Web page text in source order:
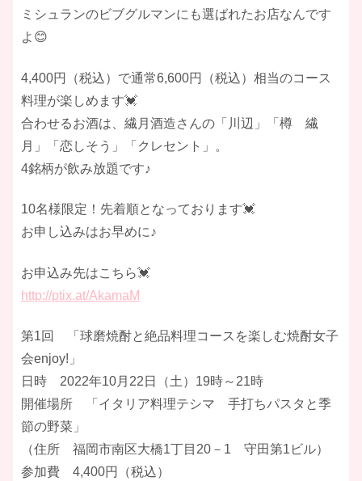
ミシュランのビブグルマンにも選ばれたお店なんです
よ😊
4,400円（税込）で通常6,600円（税込）相当のコース
料理が楽しめます💓
合わせるお酒は、繊月酒造さんの「川辺」「樽 繊
月」「恋しそう」「クレセント」。
4銘柄が飲み放題です♪
10名様限定！先着順となっております💓
お申し込みはお早めに♪
お申込み先はこちら💓
http://ptix.at/AkamaM
第1回 「球磨焼酎と絶品料理コースを楽しむ焼酎女子
会enjoy!」
日時 2022年10月22日（土）19時～21時
開催場所 「イタリア料理テシマ 手打ちパスタと季
節の野菜」
（住所 福岡市南区大橋1丁目20－1 守田第1ビル）
参加費 4,400円（税込）